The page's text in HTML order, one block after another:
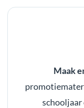
Maak
schooljaar